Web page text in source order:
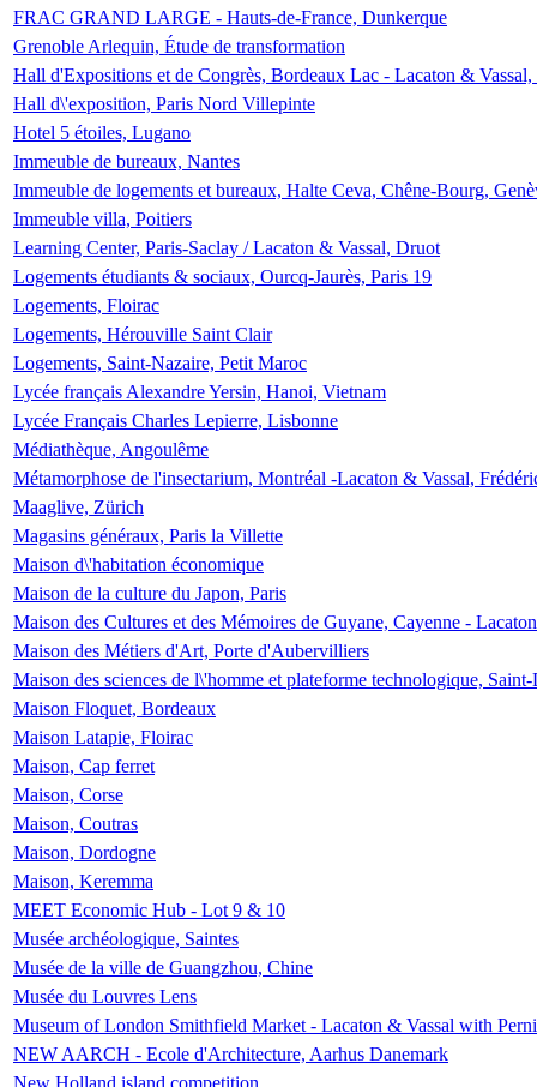
FRAC GRAND LARGE - Hauts-de-France, Dunkerque
Grenoble Arlequin, Étude de transformation
Hall d'Expositions et de Congrès, Bordeaux Lac - Lacaton &
Hall d\'exposition, Paris Nord Villepinte
Hotel 5 étoiles, Lugano
Immeuble de bureaux, Nantes
Immeuble de logements et bureaux, Halte Ceva, Chêne-Bourg,
Immeuble villa, Poitiers
Learning Center, Paris-Saclay / Lacaton & Vassal, Druot
Logements étudiants & sociaux, Ourcq-Jaurès, Paris 19
Logements, Floirac
Logements, Hérouville Saint Clair
Logements, Saint-Nazaire, Petit Maroc
Lycée français Alexandre Yersin, Hanoi, Vietnam
Lycée Français Charles Lepierre, Lisbonne
Médiathèque, Angoulême
Métamorphose de l'insectarium, Montréal -Lacaton & Vassal,
Maaglive, Zürich
Magasins généraux, Paris la Villette
Maison d\'habitation économique
Maison de la culture du Japon, Paris
Maison des Cultures et des Mémoires de Guyane, Cayenne -
Maison des Métiers d'Art, Porte d'Aubervilliers
Maison des sciences de l\'homme et plateforme technologique,
Maison Floquet, Bordeaux
Maison Latapie, Floirac
Maison, Cap ferret
Maison, Corse
Maison, Coutras
Maison, Dordogne
Maison, Keremma
MEET Economic Hub - Lot 9 & 10
Musée archéologique, Saintes
Musée de la ville de Guangzhou, Chine
Musée du Louvres Lens
Museum of London Smithfield Market - Lacaton & Vassal with
NEW AARCH - Ecole d'Architecture, Aarhus Danemark
New Holland island competition